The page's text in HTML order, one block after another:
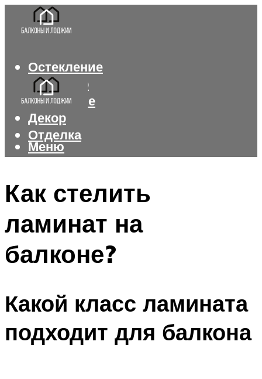
Остекление
Интерьер
Утепление
Декор
Отделка
Меню
Как стелить
ламинат на
балконе?
Какой класс ламината
подходит для балкона